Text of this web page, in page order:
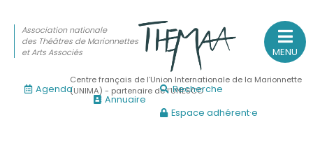
MENU
Association nationale
des Théâtres de Marionnettes
et Arts Associés
Centre français de l’Union Internationale de la Marionnette
(UNIMA) - partenaire de l’UNESCO
Agenda
Annuaire
Recherche
Espace adhérent·e